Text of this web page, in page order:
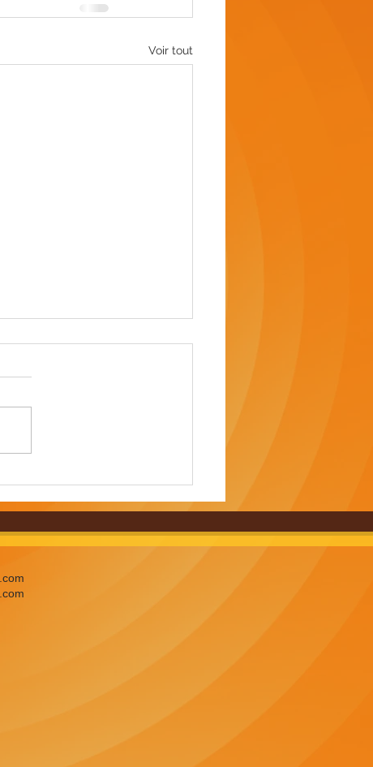
Voir tout
une brocante où
le client qui fixe le